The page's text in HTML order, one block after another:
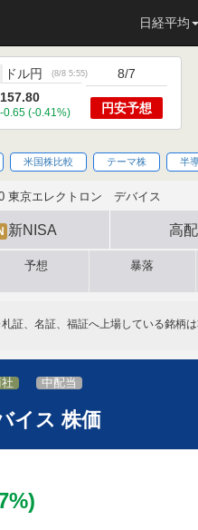
日経平均
ドル円 (8/8 5:55)
157.80
-0.65 (-0.41%)
8/7
円安予想
米国株比較 テーマ株 半
東京エレクトロン デバイス
新NISA 高
予想 暴落
証、名証、福証へ上場している銘柄
中配当
イス 株価